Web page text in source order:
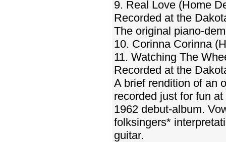
9. Real Love (Home
Recorded at the
The original piano-
10. Corinna Corinna
11. Watching The
Recorded at the
A brief rendition of an
recorded just for fun
1962 debut-album.
folksingers*
guitar.